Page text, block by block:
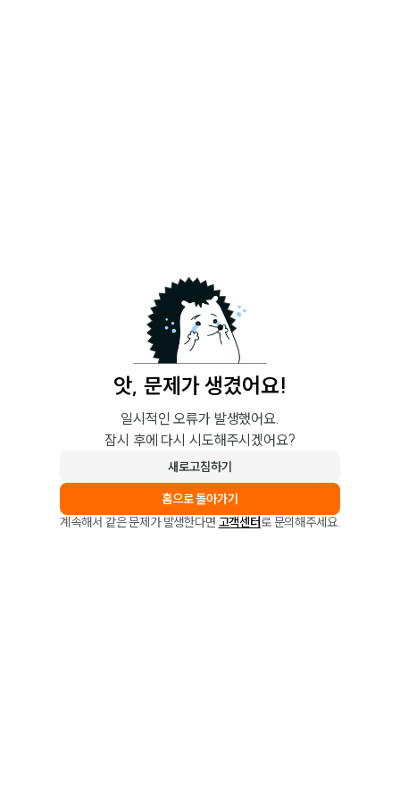
앗, 문제가 생겼어요!
일시적인 오류가 발생했어요.
잠시 후에 다시 시도해주시겠어요?
새로고침하기
홈으로 돌아가기
계속해서 같은 문제가 발생한다면 고객센터로 문의해주세요.